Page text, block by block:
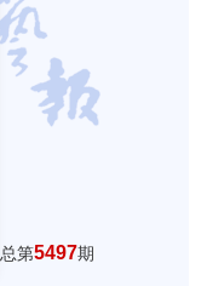
总第5497期